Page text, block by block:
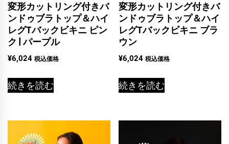
変形カットリング付きバ
ンドゥブラトップ＆ハイ
レグTバックビキニ ピン
ク | パープル
¥6,024 税込価格
続きを読む
変形カットリング付きバ
ンドゥブラトップ＆ハイ
レグTバックビキニ ブラ
ウン
¥6,024 税込価格
続きを読む